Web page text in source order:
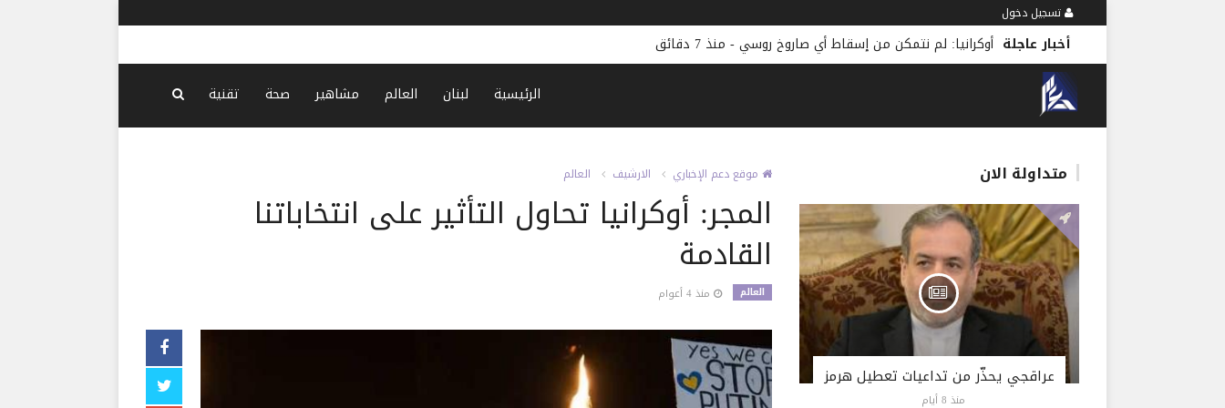
تسجيل دخول
أخبار عاجلة
الرئيسية لبنان العالم مشاهير صحة تقنية
موقع دعم الإخباري الارشيف العالم
المجر: أوكرانيا تحاول التأثير على انتخاباتنا
القادمة
العالم منذ 4 أعوام
متداولة الان
عراقجي يحذّر من تداعيات تعطيل هرمز
منذ 8 أيام